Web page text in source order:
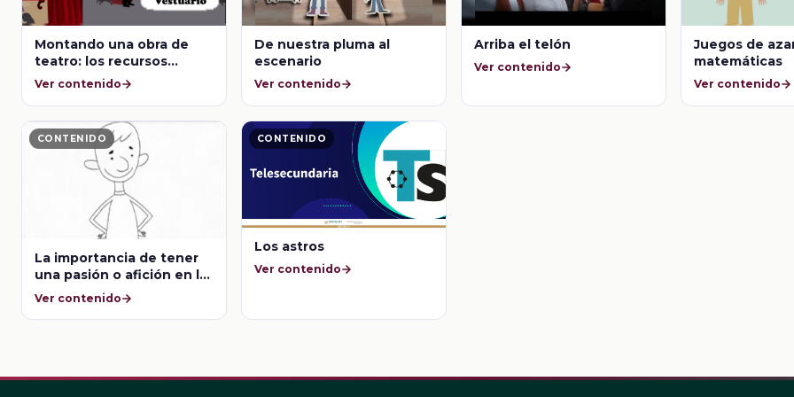
Montando una obra de
teatro: los recursos
teatrales
Ver contenido
De nuestra pluma al
escenario
Ver contenido
Arriba el telón
Ver contenido
Juegos de
matemáticas
Ver contenido
CONTENIDO
La importancia de tener
una pasión o afición en la
vida
Ver contenido
CONTENIDO
Los astros
Ver contenido